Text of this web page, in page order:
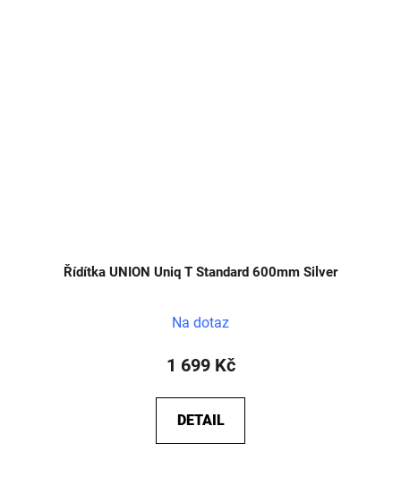
Řídítka UNION Uniq T Standard 600mm Silver
Na dotaz
1 699 Kč
DETAIL